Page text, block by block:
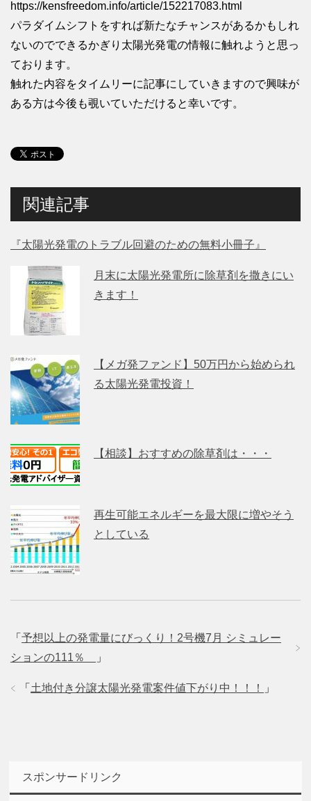
https://kensfreedom.info/article/152217083.html
パラダイムシフトをすれば新たなチャンスがあるかもしれ
ないのでできるかぎり太陽光発電の情報に触れようと思っ
ております。
触れた内容をタイムリーに記事にしていきますので興味が
ある方は今後も覗いていただけると幸いです。
関連記事
『太陽光発電のトラブル回避のための無料小冊子』
月末に太陽光発電所に除草剤を撒きにい
きます！
【メガ発ファンド】50万円から始められ
る太陽光発電投資！
【相談】おすすめの除草剤は・・・
再生可能エネルギーを最大限に増やそう
としている
「 予想以上の発電量にびっくり！2号機7月 シミュレー
ションの111％
」
「 土地付き分譲太陽光発電案件値下がり中！！！ 」
スポンサードリンク